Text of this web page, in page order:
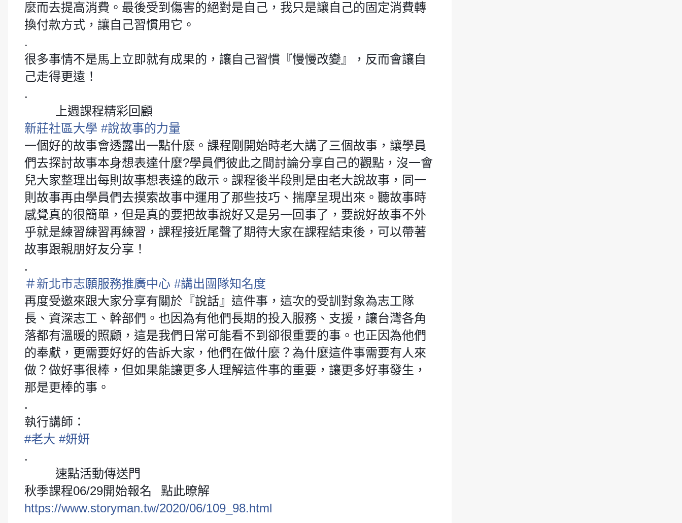
麼而去提高消費。最後受到傷害的絕對是自己，我只是讓自己的固定消費轉
換付款方式，讓自己習慣用它。
.
很多事情不是馬上立即就有成果的，讓自己習慣『慢慢改變』，反而會讓自
己走得更遠！
.
上週課程精彩回顧
新莊社區大學 #說故事的力量
一個好的故事會透露出一點什麼。課程剛開始時老大講了三個故事，讓學員
們去探討故事本身想表達什麼?學員們彼此之間討論分享自己的觀點，沒一會
兒大家整理出每則故事想表達的啟示。課程後半段則是由老大說故事，同一
則故事再由學員們去摸索故事中運用了那些技巧、揣摩呈現出來。聽故事時
感覺真的很簡單，但是真的要把故事說好又是另一回事了，要說好故事不外
乎就是練習練習再練習，課程接近尾聲了期待大家在課程結束後，可以帶著
故事跟親朋好友分享！
.
＃新北市志願服務推廣中心 #講出團隊知名度
再度受邀來跟大家分享有關於『說話』這件事，這次的受訓對象為志工隊
長、資深志工、幹部們。也因為有他們長期的投入服務、支援，讓台灣各角
落都有溫暖的照顧，這是我們日常可能看不到卻很重要的事。也正因為他們
的奉獻，更需要好好的告訴大家，他們在做什麼？為什麼這件事需要有人來
做？做好事很棒，但如果能讓更多人理解這件事的重要，讓更多好事發生，
那是更棒的事。
.
執行講師：
#老大 #妍妍
.
速點活動傳送門
秋季課程06/29開始報名 👇點此暸解
https://www.storyman.tw/2020/06/109_98.html